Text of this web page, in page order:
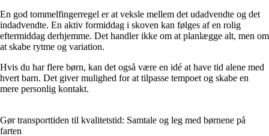
En god tommelfingerregel er at veksle mellem det udadvendte og det
indadvendte. En aktiv formiddag i skoven kan følges af en rolig
eftermiddag derhjemme. Det handler ikke om at planlægge alt, men om
at skabe rytme og variation.
Hvis du har flere børn, kan det også være en idé at have tid alene med
hvert barn. Det giver mulighed for at tilpasse tempoet og skabe en
mere personlig kontakt.
Gør transporttiden til kvalitetstid: Samtale og leg med børnene på
farten